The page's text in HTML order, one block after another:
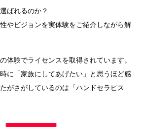
ばれるのか？
やビジョンを実体験をご紹介しながら解
体験でライセンスを取得されています。
に「家族にしてあげたい」と思うほど感
がさがしているのは「ハンドセラピス